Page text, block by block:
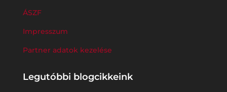
ÁSZF
Impresszum
Partner adatok kezelése
Legutóbbi blogcikkeink